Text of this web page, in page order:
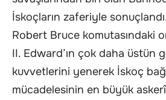
İskoçların zaferiyle
Robert Bruce komutasındaki
II. Edward’ın çok daha üstün
kuvvetlerini yenerek İskoç
mücadelesinin en büyük askerî